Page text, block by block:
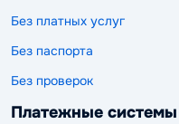
Без платных услуг
Без паспорта
Без проверок
Платежные системы